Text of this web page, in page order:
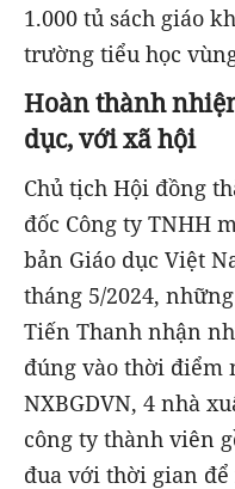
1.000 tủ sách giáo
trường tiểu học
Hoàn thành
dục, với xã hội
Chủ tịch Hội đồng
đốc Công ty TNHH
bản Giáo dục Việt
tháng 5/2024,
Tiến Thanh nhận
đúng vào thời điểm
NXBGDVN, 4 nhà
công ty thành viên
đua với thời gian